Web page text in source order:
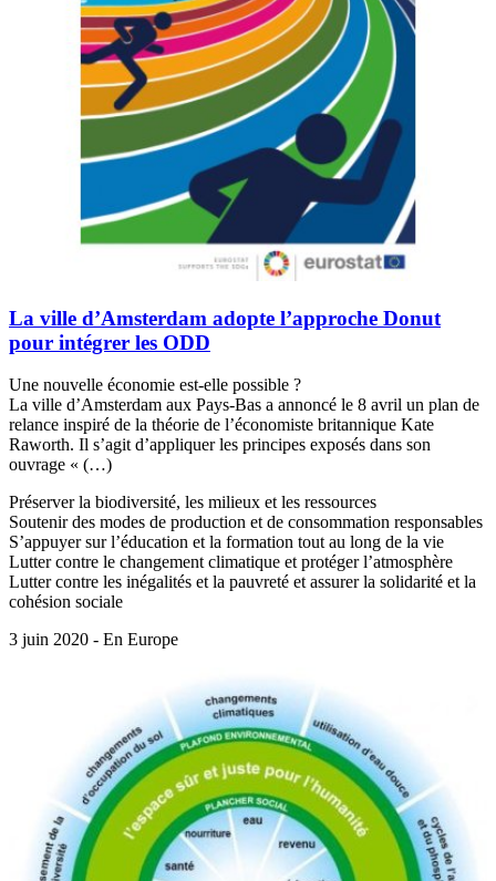
La ville d’Amsterdam adopte l’approche Donut
pour intégrer les ODD
Une nouvelle économie est-elle possible ?
La ville d’Amsterdam aux Pays-Bas a annoncé le 8 avril un plan de
relance inspiré de la théorie de l’économiste britannique Kate
Raworth. Il s’agit d’appliquer les principes exposés dans son
ouvrage « (…)
Préserver la biodiversité, les milieux et les ressources
Soutenir des modes de production et de consommation responsables
S’appuyer sur l’éducation et la formation tout au long de la vie
Lutter contre le changement climatique et protéger l’atmosphère
Lutter contre les inégalités et la pauvreté et assurer la solidarité et la
cohésion sociale
3 juin 2020 - En Europe